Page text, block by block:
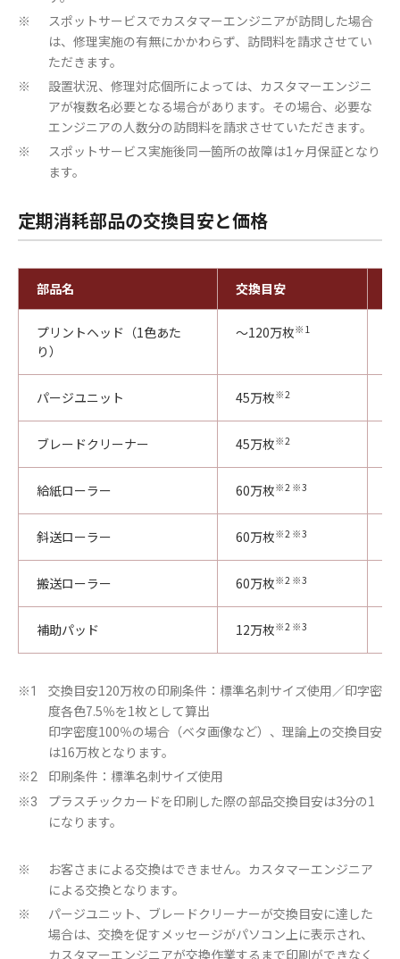
※
スポットサービスでカスタマーエンジニアが訪問した場合
は、修理実施の有無にかかわらず、訪問料を請求させてい
ただきます。
※
設置状況、修理対応個所によっては、カスタマーエンジニ
アが複数名必要となる場合があります。その場合、必要な
エンジニアの人数分の訪問料を請求させていただきます。
※
スポットサービス実施後同一箇所の故障は1ヶ月保証となり
ます。
定期消耗部品の交換目安と価格
部品名 交換目安
プリントヘッド（1色あた
り）
～120万枚※1
パージユニット 45万枚※2
ブレードクリーナー 45万枚※2
給紙ローラー 60万枚※2 ※3
斜送ローラー 60万枚※2 ※3
搬送ローラー 60万枚※2 ※3
補助パッド 12万枚※2 ※3
※1
交換目安120万枚の印刷条件：標準名刺サイズ使用／印字密
度各色7.5％を1枚として算出
印字密度100％の場合（ベタ画像など）、理論上の交換目安
は16万枚となります。
※2 印刷条件：標準名刺サイズ使用
※3
プラスチックカードを印刷した際の部品交換目安は3分の1
になります。
※
お客さまによる交換はできません。カスタマーエンジニア
による交換となります。
※
パージユニット、ブレードクリーナーが交換目安に達した
場合は、交換を促すメッセージがパソコン上に表示され、
カスタマーエンジニアが交換作業するまで印刷ができなく